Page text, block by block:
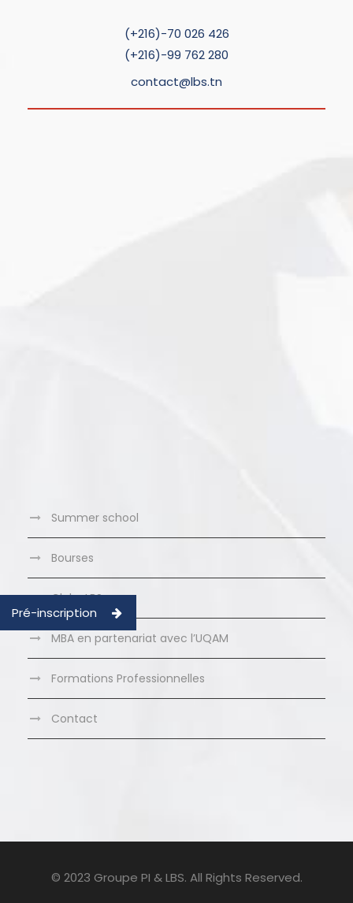
(+216)-70 026 426
(+216)-99 762 280
contact@lbs.tn
Summer school
Bourses
Clubs LBS
MBA en partenariat avec l’UQAM
Formations Professionnelles
Contact
© 2023 Groupe PI & LBS. All Rights Reserved.
Pré-inscription